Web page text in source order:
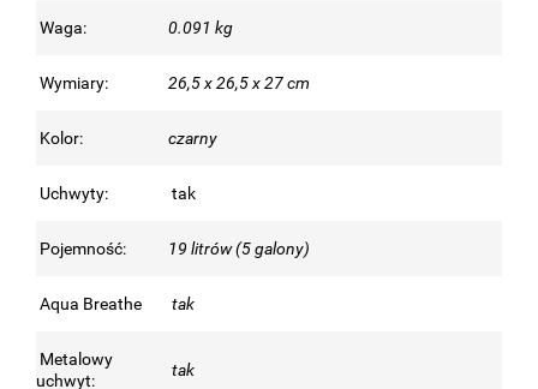
Waga: 0.091 kg
Wymiary: 26,5 x 26,5 x 27 cm
Kolor: czarny
Uchwyty: tak
Pojemność: 19 litrów (5 galony)
Aqua Breathe tak
Metalowy
uchwyt:
tak